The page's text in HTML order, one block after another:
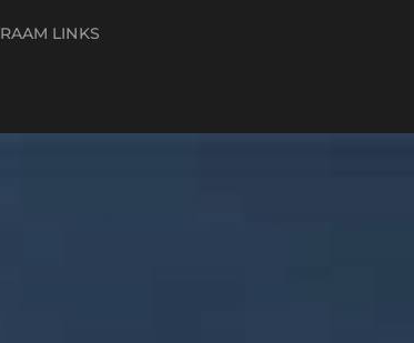
RAAM LINKS